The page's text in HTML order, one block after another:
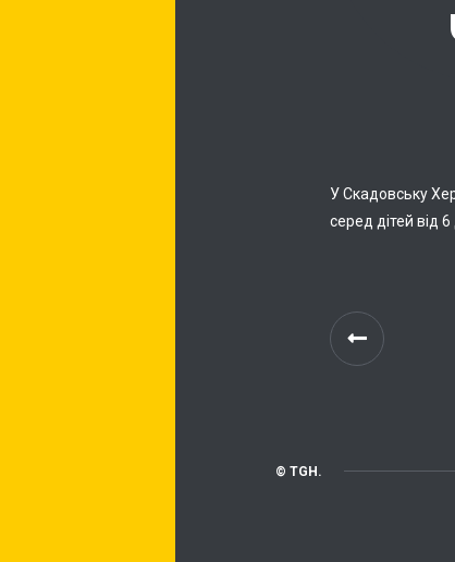
У Скадовську
серед дітей від
© TGH.